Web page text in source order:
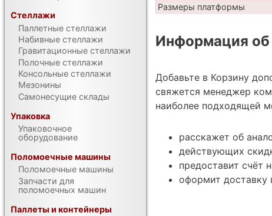
Размеры платформы
Информация об
Добавьте в Корзину
свяжется менеджер
наиболее подходящей
расскажет об
действующих
предоставит счёт
оформит доставку
Стеллажи
Паллетные стеллажи
Набивные стеллажи
Гравитационные стеллажи
Полочные стеллажи
Консольные стеллажи
Мезонины
Самонесущие склады
Упаковка
Упаковочное
оборудование
Поломоечные машины
Поломоечные машины
Запчасти для
поломоечных машин
Паллеты и контейнеры